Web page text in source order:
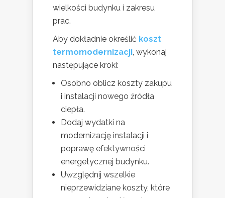
wielkości budynku i zakresu
prac.
Aby dokładnie określić koszt
termomodernizacji , wykonaj
następujące kroki:
Osobno oblicz koszty zakupu
i instalacji nowego źródła
ciepła.
Dodaj wydatki na
modernizację instalacji i
poprawę efektywności
energetycznej budynku.
Uwzględnij wszelkie
nieprzewidziane koszty, które